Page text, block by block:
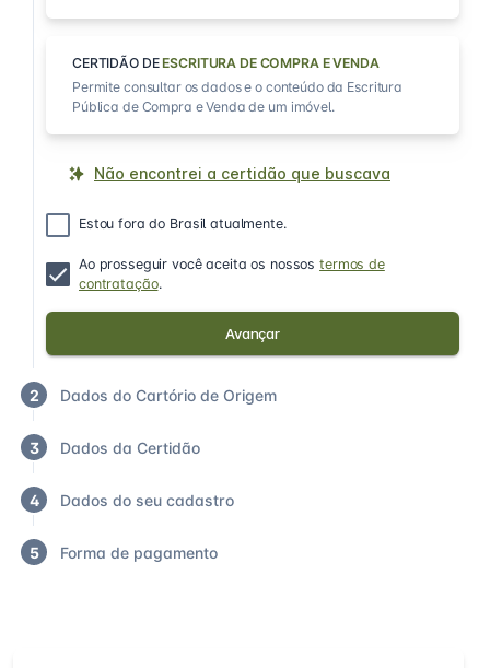
CERTIDÃO DEESCRITURA DE COMPRA E VENDA
Permite consultar os dados e o conteúdo da Escritura
Pública de Compra e Venda de um imóvel.
Não encontrei a certidão que buscava
Estou fora do Brasil atualmente.
Ao prosseguir você aceita os nossostermos de
contratação.
Avançar
2 Dados do Cartório de Origem
3 Dados da Certidão
4 Dados do seu cadastro
5 Forma de pagamento